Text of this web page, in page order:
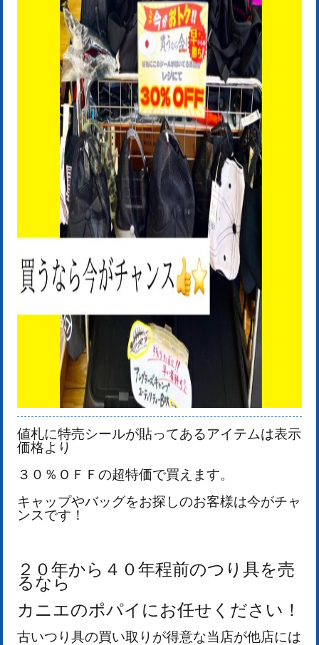
値札に特売シールが貼ってあるアイテムは表示
価格より
３０％ＯＦＦの超特価で買えます。
キャップやバッグをお探しのお客様は今がチャ
ンスです！
２０年から４０年程前のつり具を売
るなら
カニエのポパイにお任せください！
古いつり具の買い取りが得意な当店が他店には